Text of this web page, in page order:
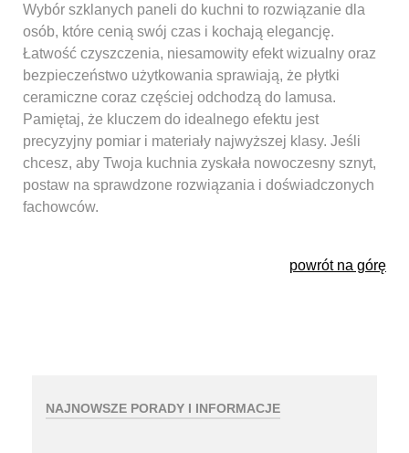
Wybór szklanych paneli do kuchni to rozwiązanie dla
osób, które cenią swój czas i kochają elegancję.
Łatwość czyszczenia, niesamowity efekt wizualny oraz
bezpieczeństwo użytkowania sprawiają, że płytki
ceramiczne coraz częściej odchodzą do lamusa.
Pamiętaj, że kluczem do idealnego efektu jest
precyzyjny pomiar i materiały najwyższej klasy. Jeśli
chcesz, aby Twoja kuchnia zyskała nowoczesny sznyt,
postaw na sprawdzone rozwiązania i doświadczonych
fachowców.
powrót na górę
NAJNOWSZE PORADY I INFORMACJE